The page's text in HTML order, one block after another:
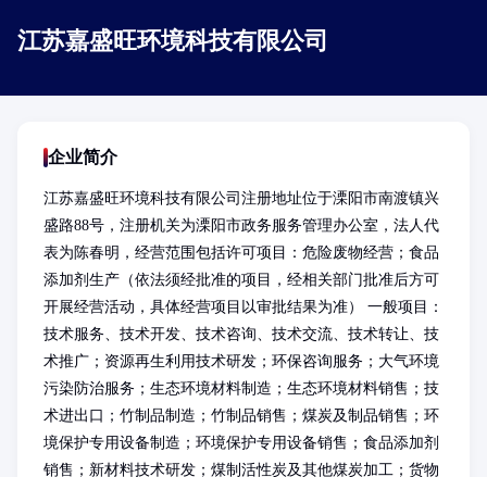
江苏嘉盛旺环境科技有限公司
企业简介
江苏嘉盛旺环境科技有限公司注册地址位于溧阳市南渡镇兴
盛路88号，注册机关为溧阳市政务服务管理办公室，法人代
表为陈春明，经营范围包括许可项目：危险废物经营；食品
添加剂生产（依法须经批准的项目，经相关部门批准后方可
开展经营活动，具体经营项目以审批结果为准） 一般项目：
技术服务、技术开发、技术咨询、技术交流、技术转让、技
术推广；资源再生利用技术研发；环保咨询服务；大气环境
污染防治服务；生态环境材料制造；生态环境材料销售；技
术进出口；竹制品制造；竹制品销售；煤炭及制品销售；环
境保护专用设备制造；环境保护专用设备销售；食品添加剂
销售；新材料技术研发；煤制活性炭及其他煤炭加工；货物